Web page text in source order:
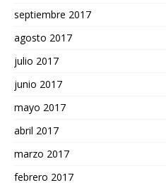
septiembre 2017
agosto 2017
julio 2017
junio 2017
mayo 2017
abril 2017
marzo 2017
febrero 2017